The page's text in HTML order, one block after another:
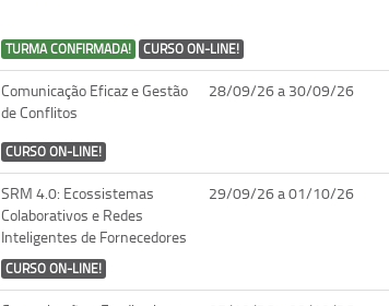
TURMA CONFIRMADA! CURSO ON-LINE!
Comunicação Eficaz e Gestão
de Conflitos
28/09/26 a 30/09/26
CURSO ON-LINE!
SRM 4.0: Ecossistemas
Colaborativos e Redes
Inteligentes de Fornecedores
29/09/26 a 01/10/26
CURSO ON-LINE!